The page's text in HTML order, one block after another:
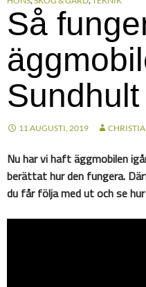
Så
Sundhult
11 AUGUSTI, 2019
Nu har vi haft äggmobilen
berättat hur den fungera.
du får följa med ut och se